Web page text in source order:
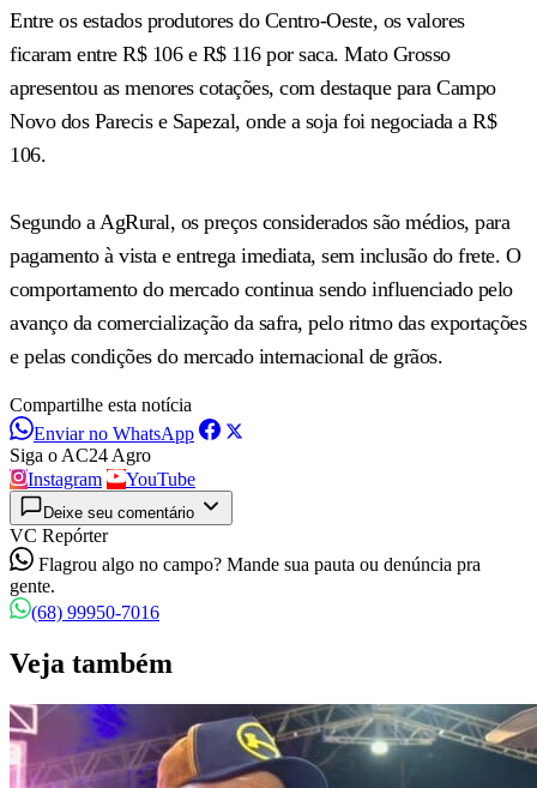
Entre os estados produtores do Centro-Oeste, os valores
ficaram entre R$ 106 e R$ 116 por saca. Mato Grosso
apresentou as menores cotações, com destaque para Campo
Novo dos Parecis e Sapezal, onde a soja foi negociada a R$
106.
Segundo a AgRural, os preços considerados são médios, para
pagamento à vista e entrega imediata, sem inclusão do frete. O
comportamento do mercado continua sendo influenciado pelo
avanço da comercialização da safra, pelo ritmo das exportações
e pelas condições do mercado internacional de grãos.
Compartilhe esta notícia
Enviar no WhatsApp
Siga o AC24 Agro
Instagram
YouTube
Deixe seu comentário
VC Repórter
Flagrou algo no campo? Mande sua pauta ou denúncia pra
gente.
(68) 99950-7016
Veja também